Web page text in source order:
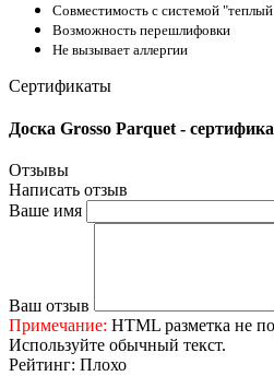
Совместимость с системой
Возможность перешлифовки
Не вызывает аллергии
Сертификаты
Доска Grosso Parquet -
Отзывы
Написать отзыв
Ваше имя
Ваш отзыв
Примечание: HTML разметка не
Используйте обычный текст.
Рейтинг: Плохо